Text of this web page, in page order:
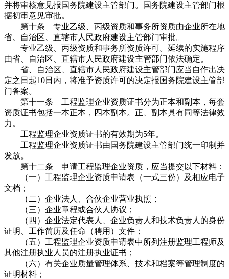
并将审核意见报国务院建设主管部门。国务院建设主管部门根
据初审意见审批。
第十条 专业乙级、丙级资质和事务所资质由企业所在地
省、自治区、直辖市人民政府建设主管部门审批。
专业乙级、丙级资质和事务所资质许可。延续的实施程序
由省、自治区、直辖市人民政府建设主管部门依法确定。
省、自治区、直辖市人民政府建设主管部门应当自作出决
定之日起10日内，将准予资质许可的决定报国务院建设主管部
门备案。
第十一条 工程监理企业资质证书分为正本和副本，每套
资质证书包括一本正本，四本副本。正、副本具有同等法律效
力。
工程监理企业资质证书的有效期为5年。
工程监理企业资质证书由国务院建设主管部门统一印制并
发放。
第十二条 申请工程监理企业资质，应当提交以下材料：
（一）工程监理企业资质申请表（一式三份）及相应电子
文档；
（二）企业法人、合伙企业营业执照；
（三）企业章程或合伙人协议；
（四）企业法定代表人、企业负责人和技术负责人的身份
证明、工作简历及任命（聘用）文件；
（五）工程监理企业资质申请表中所列注册监理工程师及
其他注册执业人员的注册执业证书；
（六）有关企业质量管理体系、技术和档案等管理制度的
证明材料；